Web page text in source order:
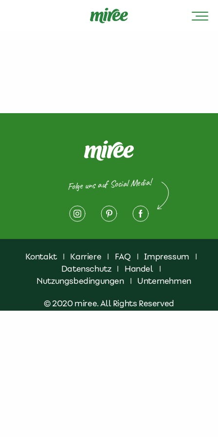
Folge uns auf Social Media!
Kontakt | Karriere | FAQ | Impressum
|
Datenschutz | Handel
|
Nutzungsbedingungen
| Unternehmen
© 2020 miree. All Rights Reserved